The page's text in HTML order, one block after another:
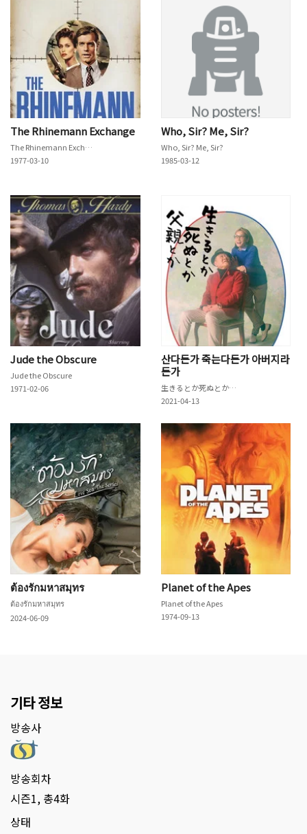
The Rhinemann Exchange
The Rhinemann Exchange
1977-03-10
Who, Sir? Me, Sir?
Who, Sir? Me, Sir?
1985-03-12
Jude the Obscure
Jude the Obscure
1971-02-06
산다든가 죽는다든가 아버지라
든가
生きるとか死ぬとか父親とか
2021-04-13
ต้องรักมหาสมุทร
ต้องรักมหาสมุทร
2024-06-09
Planet of the Apes
Planet of the Apes
1974-09-13
기타 정보
방송사
방송회차
시즌1, 총4화
상태